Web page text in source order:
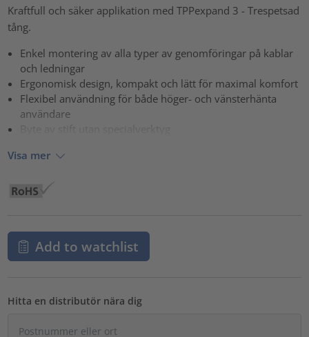
Kraftfull och säker applikation med TPPexpand 3 - Trespetsad
tång.
Enkel montering av alla typer av genomföringar på kablar
och ledningar
Ergonomisk design, kompakt och lätt för maximal komfort
Flexibel användning för både höger- och vänsterhänta
användare
Byte av stift utan specialverktyg
Visa mer
Add to watchlist
Hitta en distributör nära dig